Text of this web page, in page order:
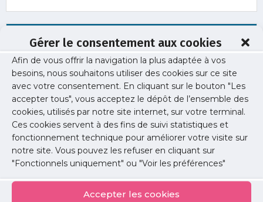
Gérer le consentement aux cookies
Afin de vous offrir la navigation la plus adaptée à vos
besoins, nous souhaitons utiliser des cookies sur ce site
avec votre consentement. En cliquant sur le bouton "Les
accepter tous", vous acceptez le dépôt de l’ensemble des
cookies, utilisés par notre site internet, sur votre terminal.
Ces cookies servent à des fins de suivi statistiques et
fonctionnement technique pour améliorer votre visite sur
notre site. Vous pouvez les refuser en cliquant sur
"Fonctionnels uniquement" ou "Voir les préférences"
Accepter les cookies
Dr Pierre Bhavsar
Radiodiagnostic et imagerie médicale